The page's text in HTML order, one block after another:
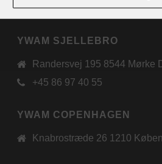
international
YWAM SJELLEBRO
Randersvej 195 8544 Mørke
+45 86 97 40 55
YWAM COPENHAGEN
Knabrostræde 26 1210